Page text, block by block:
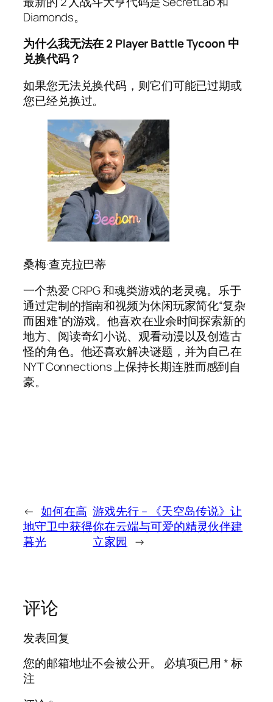
Diamonds。
为什么我无法在 2 Player Battle Tycoon 中
兑换代码？
如果您无法兑换代码，则它们可能已过期或
您已经兑换过。
桑梅·查克拉巴蒂
一个热爱 CRPG 和魂类游戏的老灵魂。乐于
通过定制的指南和视频为休闲玩家简化“复杂
而困难”的游戏。他喜欢在业余时间探索新的
地方、阅读奇幻小说、观看动漫以及创造古
怪的角色。他还喜欢解决谜题，并为自己在
NYT Connections 上保持长期连胜而感到自
豪。
← 如何在高
地守卫中获得
暮光
游戏先行 – 《天空岛传说》让
你在云端与可爱的精灵伙伴建
立家园 →
评论
发表回复
您的邮箱地址不会被公开。
必填项已用*标
注